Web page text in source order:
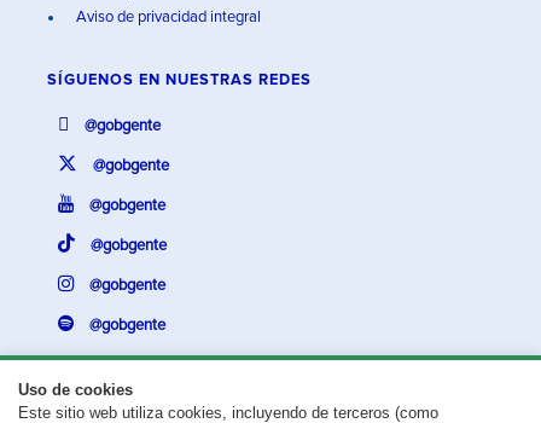
Uso de cookies
Este sitio web utiliza cookies, incluyendo de terceros (como
Aviso de privacidad integral
SÍGUENOS EN NUESTRAS REDES
@gobgente
@gobgente
@gobgente
@gobgente
@gobgente
@gobgente
¿Existe algún problema con esta página?Repórtalo aquí.